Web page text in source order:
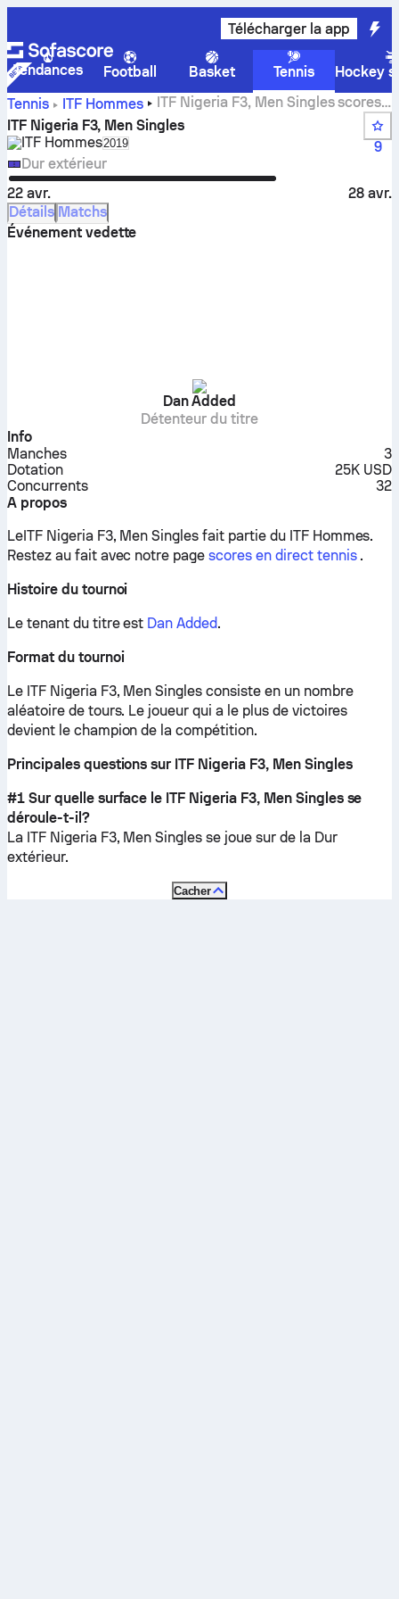
Télécharger la app
Tendances Football Basket Tennis
Hockey
Tennis
ITF Hommes
ITF Nigeria F3, Men Singles scores,
résultats et matchs en direct
ITF Nigeria F3, Men Singles
ITF HommesSelect season in unique tournament header
2019
9
Dur extérieur
22 avr.
28 avr.
Détails Matchs
Événement vedette
Dan Added
Détenteur du titre
Info
Manches
3
Dotation
25K USD
Concurrents
32
A propos
LeITF Nigeria F3, Men Singles fait partie du ITF Hommes.
Restez au fait avec notre pagescores en direct tennis .
Histoire du tournoi
Le tenant du titre est Dan Added.
Format du tournoi
Le ITF Nigeria F3, Men Singles consiste en un nombre
aléatoire de tours. Le joueur qui a le plus de victoires
devient le champion de la compétition.
Principales questions sur ITF Nigeria F3, Men Singles
#1 Sur quelle surface le ITF Nigeria F3, Men Singles se
déroule-t-il?
La ITF Nigeria F3, Men Singles se joue sur de la Dur
extérieur.
Cacher